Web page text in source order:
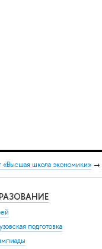
«Высшая школа экономики» →
подготовка